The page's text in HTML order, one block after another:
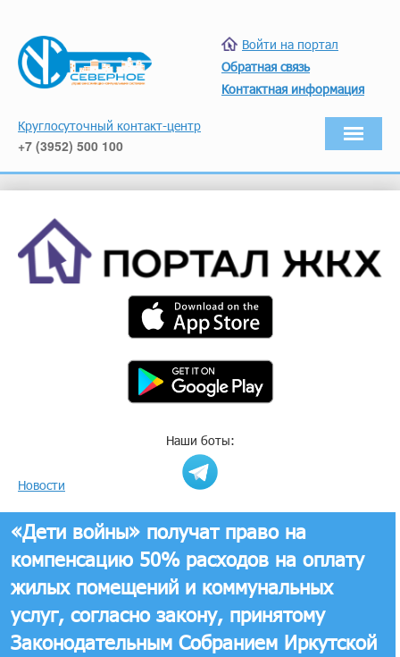
Войти на портал
Обратная связь
Контактная информация
Круглосуточный контакт-центр
+7 (3952) 500 100
Наши боты:
Новости
​«Дети войны» получат право на
компенсацию 50% расходов на оплату
жилых помещений и коммунальных
услуг, согласно закону, принятому
Законодательным Собранием Иркутской